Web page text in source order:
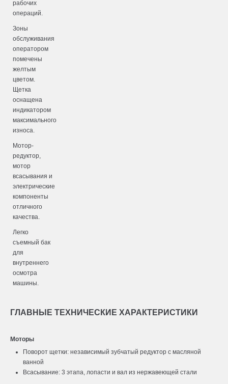
рабочих
операций.
Зоны
обслуживания
оператором
помечены
желтым
цветом.
Щетка
оснащена
индикатором
максимального
износа.
Мотор-
редуктор,
мотор
всасывания и
электрические
компоненты
отличного
качества.
Легко
съемный бак
для
внутреннего
осмотра
машины.
ГЛАВНЫЕ ТЕХНИЧЕСКИЕ ХАРАКТЕРИСТИКИ
Моторы
Поворот щетки: независимый зубчатый редуктор с масляной
ванной
Всасывание: 3 этапа, лопасти и вал из нержавеющей стали